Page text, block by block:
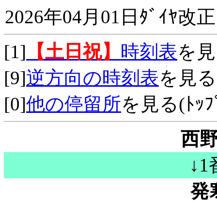
2026年04月01日ﾀﾞｲﾔ改正
[1] 【土日祝】 時刻表を
[9]逆方向の時刻表を見る
[0]他の停留所を見る(ﾄｯ
西
↓1
発